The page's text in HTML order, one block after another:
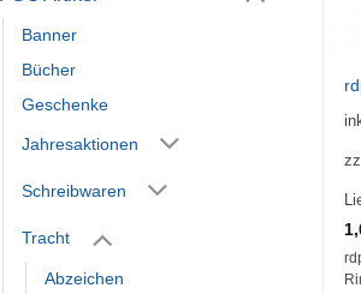
Banner
Bücher
Geschenke
Jahresaktionen
Schreibwaren
Tracht
Abzeichen